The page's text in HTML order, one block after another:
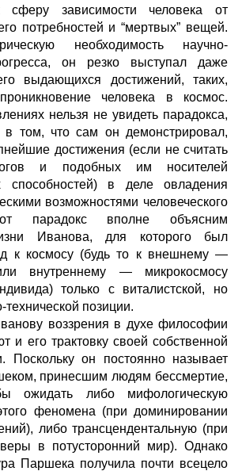
сферу зависимости человека от
потребностей и “мертвых” вещей.
необходимость научно-
он резко выступал даже
выдающихся достижений, таких,
человека в космос.
нельзя не увидеть парадокса,
в том, что сам он демонстрировал,
достижения (если не считать
и подобных им носителей
способностей) в деле овладения
возможностями человеческого
парадокс вполне объясним
Иванова, для которого был
к космосу (будь то к внешнему —
внутреннему — микрокосмосу
только с виталистской, но
технической позиции.
воззрения в духе философии
и его трактовку своей собственной
Поскольку он постоянно называет
принесшим людям бессмертие,
ожидать либо мифологическую
феномена (при доминировании
либо трансцендентальную (при
в потусторонний мир). Однако
Паршека получила почти всецело